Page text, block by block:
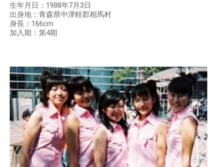
生年月日：1988年7月3日
出身地：青森県中津軽郡相馬村
身長：166cm
加入期：第4期